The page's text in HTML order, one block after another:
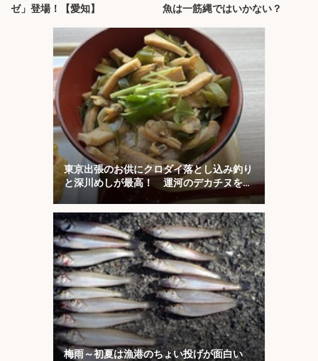
ゼ」登場！【愛知】
魚は一筋縄ではいかない？
東京出張のお供にクロダイ落とし込み釣り
と深川めしが最高！ 運河のデカチヌを狙
梅雨～初夏は漁港のちょい投げが面白い